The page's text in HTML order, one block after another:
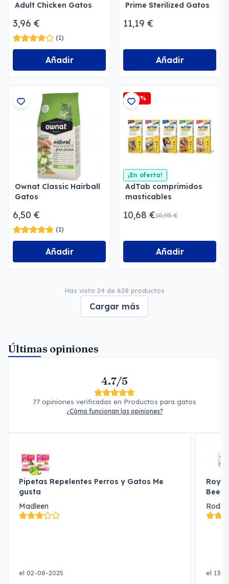
Adult Chicken Gatos
3,96 €
(1)
Añadir
Prime Sterilized Gatos
11,19 €
Añadir
Ownat Classic Hairball
Gatos
6,50 €
(1)
Añadir
-2,5%
¡En oferta!
AdTab comprimidos
masticables
10,68 €10,95 €
Añadir
Has visto 24 de 628 productos
Cargar más
Últimas opiniones
4.7/5
77 opiniones verificadas en Productos para gatos
¿Cómo funcionan las opiniones?
Pipetas Repelentes Perros y Gatos Me
gusta
Madleen
el 02-08-2025
Beef
el 13-